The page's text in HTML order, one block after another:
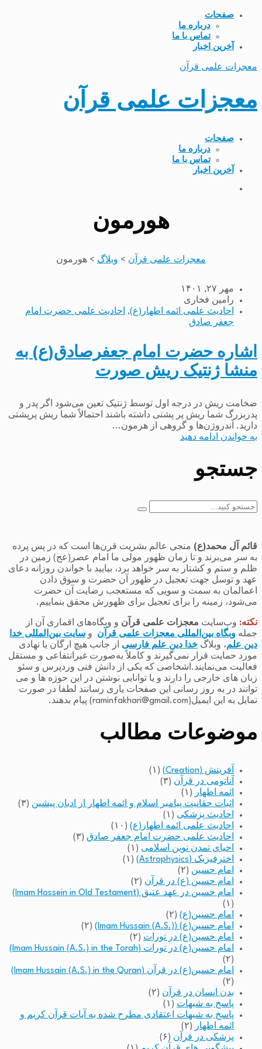
صفحات
درباره ما
تماس با ما
آخرین اخبار
معجزات علمی قرآن
معجزات علمی قرآن
صفحات
درباره ما
تماس با ما
آخرین اخبار
هورمون
معجزات علمی قرآن > وبلاگ > هورمون
مهر ۲۷, ۱۴۰۱
رامین فخاری
احادیث علمی ائمه اطهار(ع), احادیث علمی حضرت امام
جعفر صادق
اشاره حضرت امام جعفرصادق(ع) به
منشا ژنتیک ریش صورت
ضخامت ریش در درجه اول توسط ژنتیک تعین می‌شود اگر پدر و
پدربزرگ شما ریش پر پشتی داشته باشند احتمالاً شما ریش پرپشتی
دارید. آندروژن‌ها و گروهی از هرمون...
به خواندن ادامه دهید
جستجو
جستجو
قائم آل محمد(ع) منجی عالم بشریت قرن‌ها است که در پس پرده
به سر می‌برند و تا زمان ظهور مولی ما امام عصر(عج) زمین در
ظلم و ستم و کشتار به سر خواهد برد، بیایید با خواندن روزانه دعای
عهد و توسل جهت تعجیل در ظهور آن حضرت و سوق دادن
اعمالمان به سمت و سویی که مستعجب رضایت آن حضرت
می‌شود، زمینه را برای تعجیل برای ظهورش محقق بنماییم.
نکته: وب‌سایت معجزات علمی قرآن و وبگاه‌های اقماری آن از
جمله وبگاه بین‌المللی معجزات علمی قرآن و سایت بین‌المللی خدا
دین علم، وبلاگ خدا دین علم فارسی از جانب هیچ ارگان یا نهادی
مورد حمایت قرار نمی‌گیرند و کاملاً به‌صورت غیرانتفاعی و مستقل
فعالیت می‌نمایند.اشخاصی که یکی از دانش فنی وردپرس و سئو
زبان های خارجی را دارند و یا توانایی نوشتن در این حوزه ها و می
توانند در به روز رسانی این صفحات یاری رسانند لطفا در صورت
تمایل به این ایمیل(raminfakhari@gmail.com) پیام بدهند.
موضوعات مطالب
آفرینش (Creation)
(۱)
آناتومی در قرآن (۳)
ائمه اطهار
(۱)
اثبات حقانیت پیامبر اسلام و ائمه اطهار از ادیان پیشین (۳)
احادیث پزشکی (۱)
احادیث علمی ائمه اطهار(ع) (۱۰)
احادیث علمی حضرت امام جعفر صادق (۳)
احیای تمدن نوین اسلامی (۱)
اخترفیزیک (Astrophysics)
(۱)
امام حسین (۲)
امام حسین (ع) در قرآن (۲)
امام حسین در عهد عتیق (Imam Hossein in Old Testament)
(۱)
امام حسین(ع) (۲)
امام حسین(ع) (Imam Hussain (A.S.))
(۲)
امام حسین(ع) در تورات (۲)
امام حسین(ع) در تورات (Imam Hussain (A.S.) in the Torah)
(۲)
امام حسین(ع) در قرآن (Imam Hussain (A.S.) in the Quran)
(۲)
بدن انسان در قرآن (۲)
پاسخ به شبهات (۱)
پاسخ به شبهات اعتقادی مطرح شده به آیات قرآن کریم و
ائمه اطهار
(۲)
پزشکی در قرآن (۶)